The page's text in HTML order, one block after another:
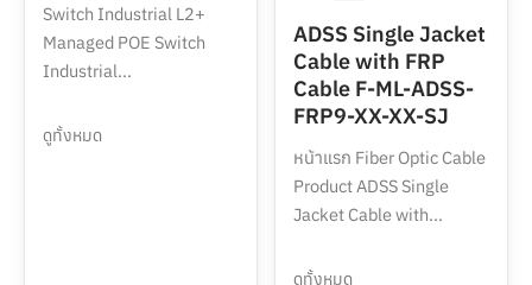
Switch Industrial L2+
Managed POE Switch
Industrial...
ดูทั้งหมด
ADSS Single Jacket
Cable with FRP
Cable F-ML-ADSS-
FRP9-XX-XX-SJ
หน้าแรก Fiber Optic Cable
Product ADSS Single
Jacket Cable with...
ดูทั้งหมด